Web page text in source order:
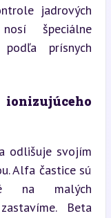
jadrových
špeciálne
prísnych
odlišuje svojím
Alfa častice sú
na malých
Beta